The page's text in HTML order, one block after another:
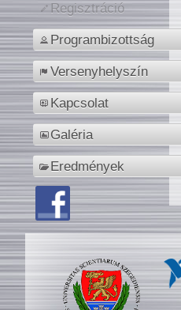
Regisztráció
Programbizottság
Versenyhelyszín
Kapcsolat
Galéria
Eredmények